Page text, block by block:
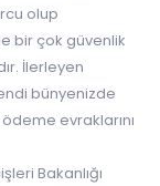
olup
bir çok güvenlik
İlerleyen
bünyenizde
evraklarını
Bakanlığı